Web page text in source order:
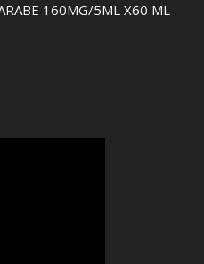
160MG/5ML X60 ML